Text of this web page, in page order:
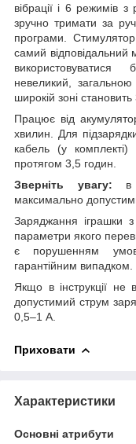
вібрації і 6 режимів
зручно тримати за
програми.
самий відповідальний
невеликий,
широкій зоні
Працює від
хвилин. Для
кабель (у
протягом 3,5 годин.
Зверніть увагу: в
максимально
Заряджання іграшки
параметри якого
є порушенням
гарантійним випадком.
Якщо в інструкції не
допустимий струм
0,5–1 А.
Приховати
Характеристики
Основні атрибути